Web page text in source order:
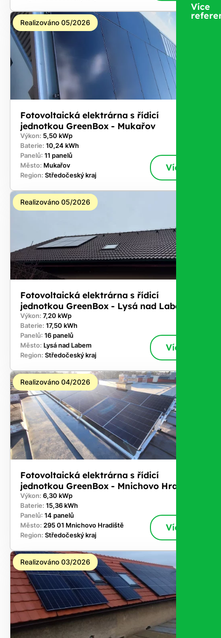
Realizováno 05/2026
Fotovoltaická elektrárna s řídicí
jednotkou GreenBox - Mukařov
Výkon: 5,50 kWp
Baterie: 10,24 kWh
Panelů: 11 panelů
Město: Mukařov
Region: Středočeský kraj
Více
Realizováno 05/2026
Fotovoltaická elektrárna s řídicí
jednotkou GreenBox - Lysá nad Labem
Výkon: 7,20 kWp
Baterie: 17,50 kWh
Panelů: 16 panelů
Město: Lysá nad Labem
Region: Středočeský kraj
Více
Realizováno 04/2026
Fotovoltaická elektrárna s řídicí
jednotkou GreenBox - Mnichovo Hradiště
Výkon: 6,30 kWp
Baterie: 15,36 kWh
Panelů: 14 panelů
Město: 295 01 Mnichovo Hradiště
Region: Středočeský kraj
Více
Realizováno 03/2026
Více